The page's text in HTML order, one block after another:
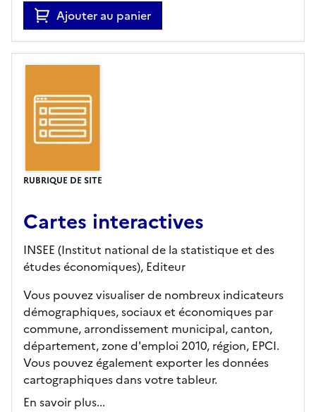
Ajouter au panier
RUBRIQUE DE SITE
Cartes interactives
INSEE (Institut national de la statistique et des
études économiques), Editeur
Vous pouvez visualiser de nombreux indicateurs
démographiques, sociaux et économiques par
commune, arrondissement municipal, canton,
département, zone d'emploi 2010, région, EPCI.
Vous pouvez également exporter les données
cartographiques dans votre tableur.
En savoir plus...